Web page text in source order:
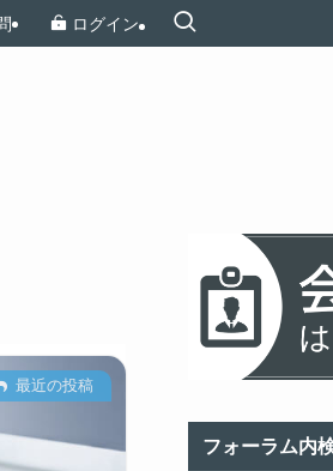
ログイン
最近の投稿
フォーラム内